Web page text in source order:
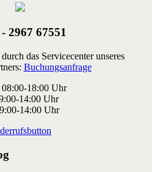
2967 67551
das Servicecenter unseres
Buchungsanfrage
18:00 Uhr
14:00 Uhr
14:00 Uhr